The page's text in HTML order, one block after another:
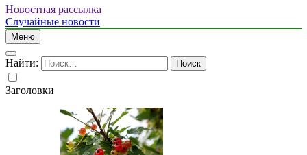
Новостная рассылка
Случайные новости
Меню
Найти:
Заголовки